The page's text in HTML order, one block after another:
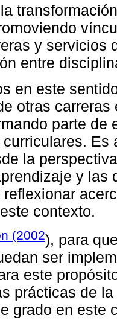
y servicios
entre
en este
otras
parte de
la
y las
contexto.
(2002), para
ser
este
prácticas de
grado en este